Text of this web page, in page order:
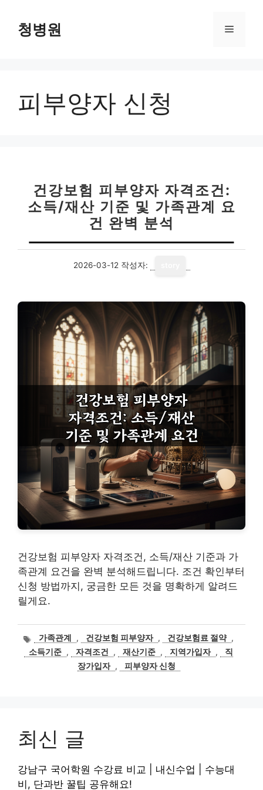
청병원 메
피부양자 신청
건강보험 피부양자 자격조건:
소득/재산 기준 및 가족관계 요
건 완벽 분석
2026-03-12 작성자:
건강보험 피부양자 자격조건, 소득/재산 기준과 가
족관계 요건을 완벽 분석해드립니다. 조건 확인부터
신청 방법까지, 궁금한 모든 것을 명확하게 알려드
릴게요.
태
그
가족관계 , 건강보험 피부양자 , 건강보험료 절약 ,
소득기준 , 자격조건 , 재산기준 , 지역가입자 ,
직
장가입자 , 피부양자 신청
최신 글
강남구 국어학원 수강료 비교 | 내신수업 | 수능대
비, 단과반 꿀팁 공유해요!